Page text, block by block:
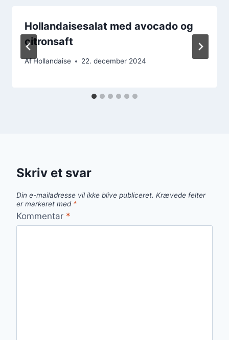
Hollandaisesalat med avocado og
citronsaft
AfHollandaise 22. december 2024
Skriv et svar
Din e-mailadresse vil ikke blive publiceret. Krævede felter
er markeret med *
Kommentar *